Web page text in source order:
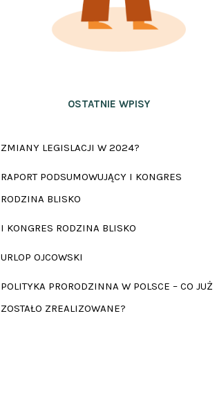
OSTATNIE WPISY
ZMIANY LEGISLACJI W 2024?
RAPORT PODSUMOWUJĄCY I KONGRES
RODZINA BLISKO
I KONGRES RODZINA BLISKO
URLOP OJCOWSKI
POLITYKA PRORODZINNA W POLSCE – CO JUŻ
ZOSTAŁO ZREALIZOWANE?